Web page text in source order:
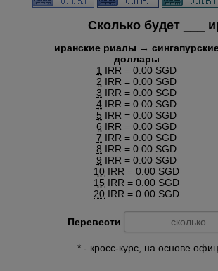
Сколько будет
иранские риалы →
доллары
1 IRR = 0.00 SGD
2 IRR = 0.00 SGD
3 IRR = 0.00 SGD
4 IRR = 0.00 SGD
5 IRR = 0.00 SGD
6 IRR = 0.00 SGD
7 IRR = 0.00 SGD
8 IRR = 0.00 SGD
9 IRR = 0.00 SGD
10 IRR = 0.00 SGD
15 IRR = 0.00 SGD
20 IRR = 0.00 SGD
Перевести
* - кросс-курс, на основе